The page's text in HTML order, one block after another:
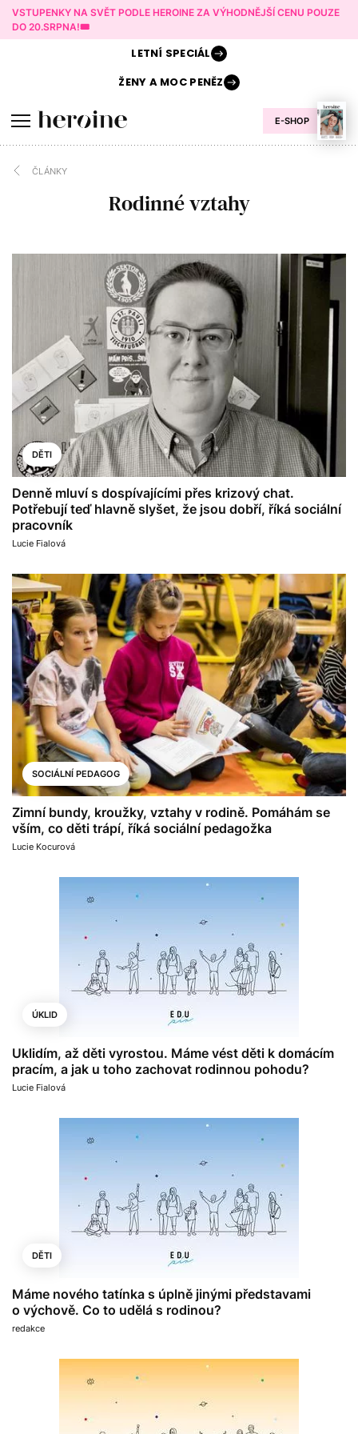
VSTUPENKY NA SVĚT PODLE HEROINE ZA VÝHODNĚJŠÍ CENU POUZE
DO 20.SRPNA!🎟️
E-SHOP
LETNÍ SPECIÁL
ŽENY AMOC PENĚZ
ČLÁNKY
Rodinné vztahy
DĚTI
Denně mluví s dospívajícími přes krizový chat.
Potřebují teď hlavně slyšet, že jsou dobří, říká sociální
pracovník
Lucie Fialová
SOCIÁLNÍ PEDAGOG
Zimní bundy, kroužky, vztahy v rodině. Pomáhám se
vším, co děti trápí, říká sociální pedagožka
Lucie Kocurová
ÚKLID
Uklidím, až děti vyrostou. Máme vést děti k domácím
pracím, a jak u toho zachovat rodinnou pohodu?
Lucie Fialová
DĚTI
Máme nového tatínka s úplně jinými představami
o výchově. Co to udělá s rodinou?
redakce